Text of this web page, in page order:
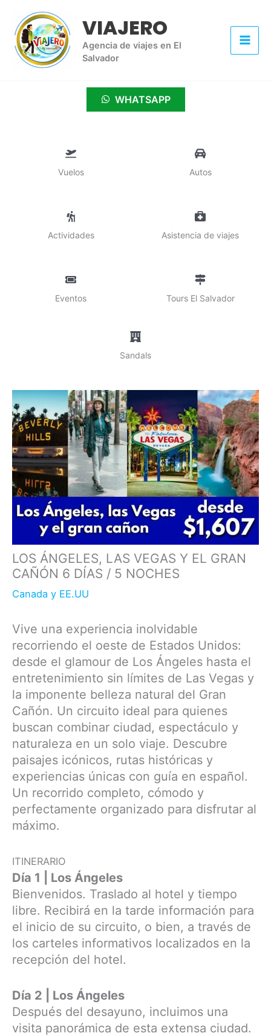
contenido
VIAJERO
Agencia de viajes en El
Salvador
WHATSAPP
Vuelos Autos
Actividades Asistencia de viajes
Eventos Tours El Salvador
Sandals
LOS ÁNGELES, LAS VEGAS Y EL GRAN
CAÑÓN 6 DÍAS / 5 NOCHES
Canada y EE.UU
Vive una experiencia inolvidable
recorriendo el oeste de Estados Unidos:
desde el glamour de Los Ángeles hasta el
entretenimiento sin límites de Las Vegas y
la imponente belleza natural del Gran
Cañón. Un circuito ideal para quienes
buscan combinar ciudad, espectáculo y
naturaleza en un solo viaje. Descubre
paisajes icónicos, rutas históricas y
experiencias únicas con guía en español.
Un recorrido completo, cómodo y
perfectamente organizado para disfrutar al
máximo.
ITINERARIO
Día 1 | Los Ángeles
Bienvenidos. Traslado al hotel y tiempo
libre. Recibirá en la tarde información para
el inicio de su circuito, o bien, a través de
los carteles informativos localizados en la
recepción del hotel.
Día 2 | Los Ángeles
Después del desayuno, incluimos una
visita panorámica de esta extensa ciudad.